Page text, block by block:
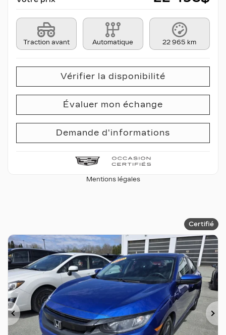
Traction avant Automatique 22 965 km
Vérifier la disponibilité
Évaluer mon échange
Demande d'informations
Mentions légales
Certifié
Précédent